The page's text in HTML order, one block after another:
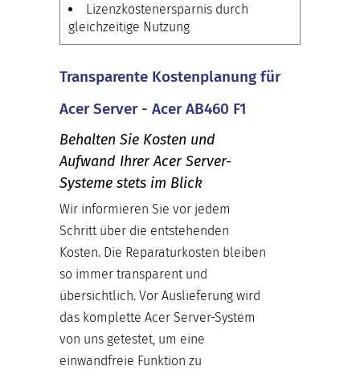
Lizenzkostenersparnis durch
gleichzeitige Nutzung
Transparente Kostenplanung für
Acer Server - Acer AB460 F1
Behalten Sie Kosten und
Aufwand Ihrer Acer Server-
Systeme stets im Blick
Wir informieren Sie vor jedem
Schritt über die entstehenden
Kosten. Die Reparaturkosten bleiben
so immer transparent und
übersichtlich. Vor Auslieferung wird
das komplette Acer Server-System
von uns getestet, um eine
einwandfreie Funktion zu